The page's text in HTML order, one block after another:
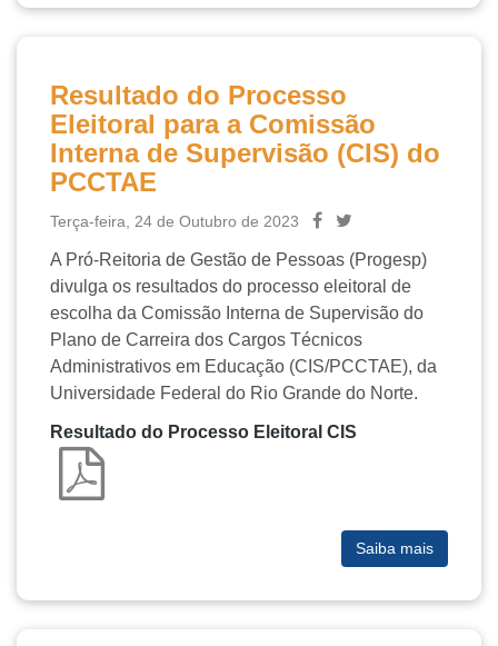
Resultado do Processo
Eleitoral para a Comissão
Interna de Supervisão (CIS) do
PCCTAE
Terça-feira, 24 de Outubro de 2023
A Pró-Reitoria de Gestão de Pessoas (Progesp)
divulga os resultados do processo eleitoral de
escolha da Comissão Interna de Supervisão do
Plano de Carreira dos Cargos Técnicos
Administrativos em Educação (CIS/PCCTAE), da
Universidade Federal do Rio Grande do Norte.
Resultado do Processo Eleitoral CIS
Saiba mais